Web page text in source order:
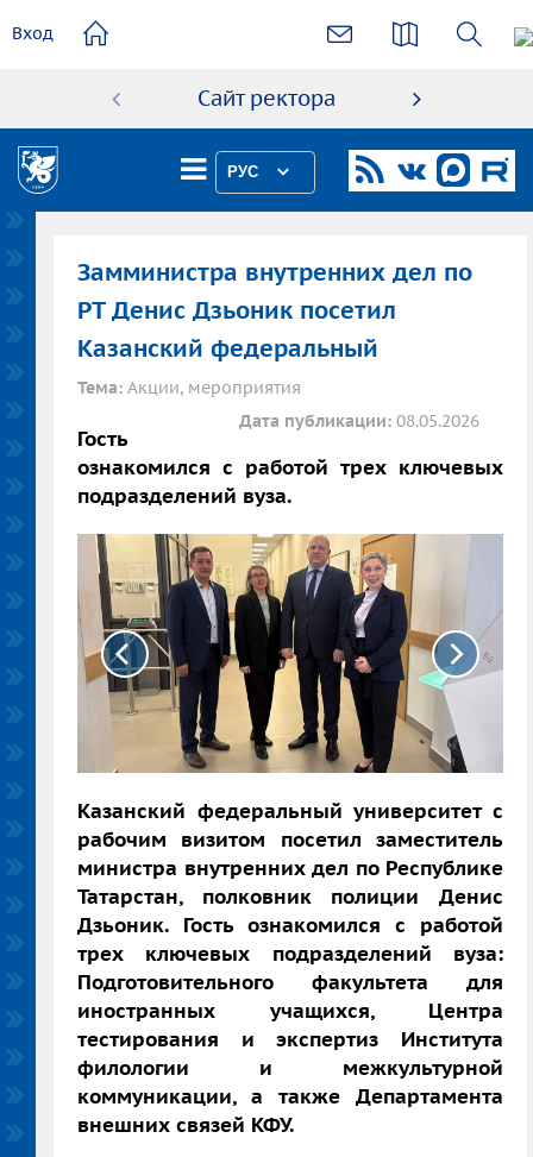
содержанию
Вход
Сайт ректора
РУС
Замминистра внутренних дел по
РТ Денис Дзьоник посетил
Казанский федеральный
Тема: Акции, мероприятия
Дата публикации: 08.05.2026
Гость
ознакомился с работой трех ключевых
подразделений вуза.
Казанский федеральный университет с
рабочим визитом посетил заместитель
министра внутренних дел по Республике
Татарстан, полковник полиции Денис
Дзьоник. Гость ознакомился с работой
трех ключевых подразделений вуза:
Подготовительного факультета для
иностранных учащихся, Центра
тестирования и экспертиз Института
филологии и межкультурной
коммуникации, а также Департамента
внешних связей КФУ.